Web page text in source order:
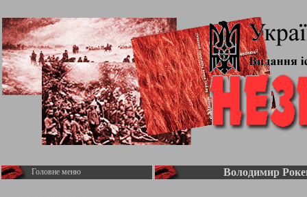
Головне меню Володимир